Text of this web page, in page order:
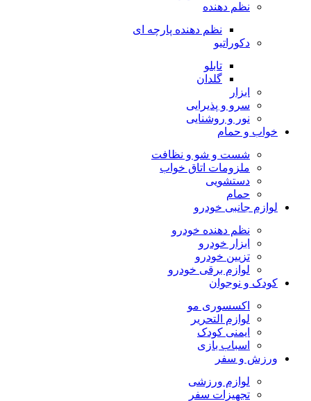
نظم دهنده
نظم دهنده پارچه ای
دکوراتیو
تابلو
گلدان
ابزار
سرو و پذیرایی
نور و روشنایی
خواب و حمام
شست و شو و نظافت
ملزومات اتاق خواب
دستشویی
حمام
لوازم جانبی خودرو
نظم دهنده خودرو
ابزار خودرو
تزیین خودرو
لوازم برقی خودرو
کودک و نوجوان
اکسسوری مو
لوازم التحریر
ایمنی کودک
اسباب بازی
ورزش و سفر
لوازم ورزشی
تجهیزات سفر